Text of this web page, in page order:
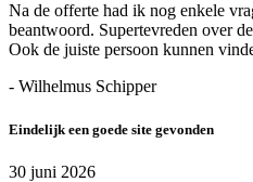
Na de offerte had ik nog enkele
beantwoord. Supertevreden over
Ook de juiste persoon kunnen
- Wilhelmus Schipper
Eindelijk een goede site gevonden
30 juni 2026